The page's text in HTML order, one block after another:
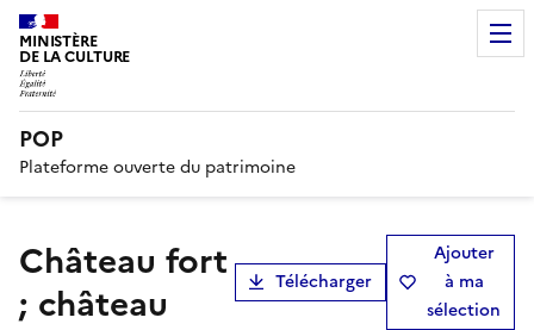
MINISTÈRE
DE LA CULTURE
POP
Plateforme ouverte du patrimoine
château fort
; château
Télécharger
Ajouter
à ma
sélection